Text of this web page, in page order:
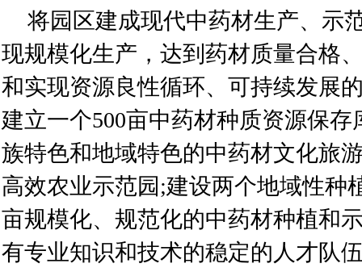
将园区建成现代中药材生产、示
现规模化生产，达到药材质量合格
和实现资源良性循环、可持续发展
建立一个500亩中药材种质资源保
族特色和地域特色的中药材文化旅
高效农业示范园;建设两个地域性种
亩规模化、规范化的中药材种植和
有专业知识和技术的稳定的人才队